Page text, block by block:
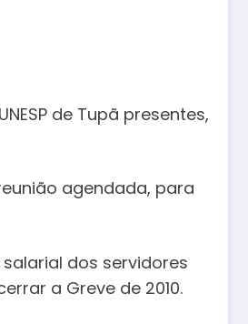
de Tupã presentes,
agendada, para
dos servidores
a Greve de 2010.